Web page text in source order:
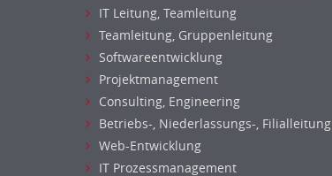
IT Leitung, Teamleitung
Teamleitung, Gruppenleitung
Softwareentwicklung
Projektmanagement
Consulting, Engineering
Betriebs-, Niederlassungs-, Filialleitung
Web-Entwicklung
IT Prozessmanagement